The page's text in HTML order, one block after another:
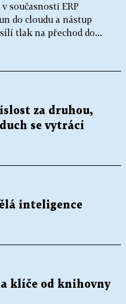
současnosti ERP
do cloudu a nástup
tlak na přechod do...
za druhou,
se vytrácí
inteligence
klíče od knihovny